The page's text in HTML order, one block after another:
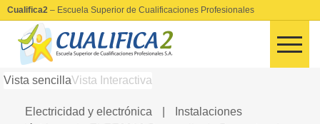
Cualifica2 – Escuela Superior de Cualificaciones Profesionales
Vista sencillaVista Interactiva
Electricidad y electrónica
Instalaciones